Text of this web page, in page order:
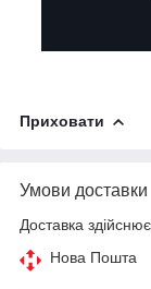
Приховати
Умови доставки
Доставка
Нова Пошта